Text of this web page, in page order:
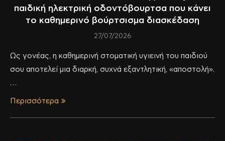
παιδική ηλεκτρική οδοντόβουρτσα που κάνει
το καθημερινό βούρτσισμα διασκέδαση
27/07/2026
Ως γονέας, η καθημερινή στοματική υγιεινή του παιδιού
σου αποτελεί μια διαρκή, συχνά εξαντλητική, «αποστολή».
…
Περισσότερα